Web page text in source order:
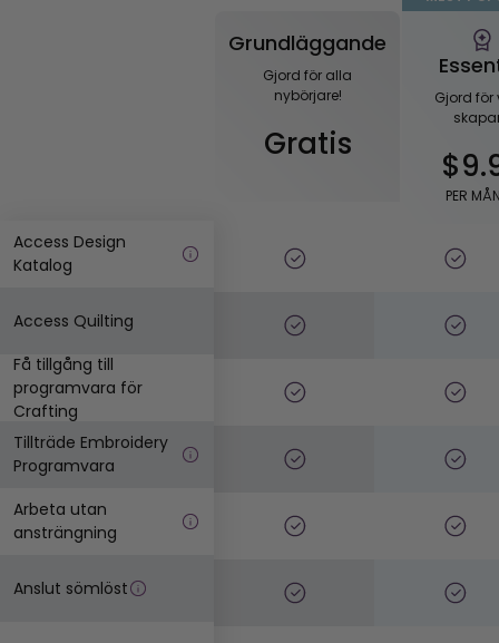
Access Design
Katalog
Access Quilting
Få tillgång till
programvara för
Crafting
Tillträde Embroidery
Programvara
Arbeta utan
ansträngning
Anslut sömlöst
Grundläggande
Gjord för alla
nybörjare!
Gratis
Gjord för
PER